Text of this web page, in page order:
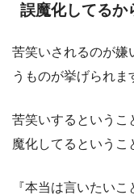
誤魔化してるか
苦笑いされるのが嫌
うものが挙げられま
苦笑いするというこ
魔化してるというこ
『本当は言いたい